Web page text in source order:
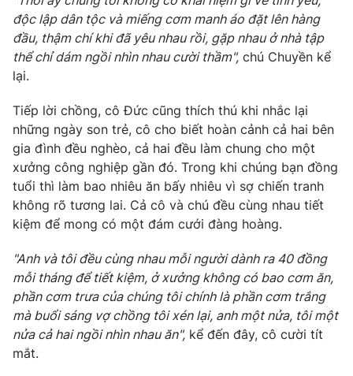
Chất lượng cuộc sống
Tuyển sinh
Học trực tuyến
Công nghệ
Hitech Công nghệ tương lai
Thị trường
Tư vấn
Giao lưu trực tuyến
Lịch phát sóng
Chuyên mục khác
Emagazine Podcast
Photo Infographic
Video Shorts video
VTV Money VTV Thể thao
độc lập dân tộc và miếng cơm manh áo đặt lên hàng
đầu, thậm chí khi đã yêu nhau rồi, gặp nhau ở nhà tập
thể chỉ dám ngồi nhìn nhau cười thầm", chú Chuyền kể
lại.
Tiếp lời chồng, cô Đức cũng thích thú khi nhắc lại
những ngày son trẻ, cô cho biết hoàn cảnh cả hai bên
gia đình đều nghèo, cả hai đều làm chung cho một
xưởng công nghiệp gần đó. Trong khi chúng bạn đồng
tuổi thì làm bao nhiêu ăn bấy nhiêu vì sợ chiến tranh
không rõ tương lai. Cả cô và chú đều cùng nhau tiết
kiệm để mong có một đám cưới đàng hoàng.
"Anh và tôi đều cùng nhau mỗi người dành ra 40 đồng
mỗi tháng để tiết kiệm, ở xưởng không có bao cơm ăn,
phần cơm trưa của chúng tôi chính là phần cơm trắng
mà buổi sáng vợ chồng tôi xén lại, anh một nửa, tôi một
nửa cả hai ngồi nhìn nhau ăn", kể đến đây, cô cười tít
mắt.